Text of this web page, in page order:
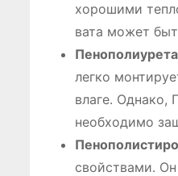
хорошими
вата может
легко
влаге․
необходимо
свойствами․